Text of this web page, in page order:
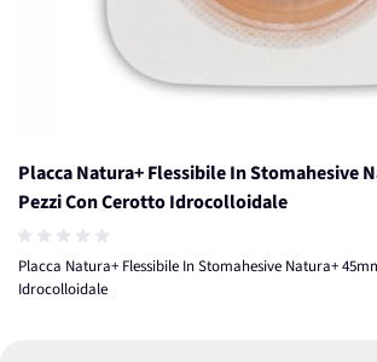
Placca Natura+ Flessibile In Stomahesive
Pezzi Con Cerotto Idrocolloidale
Placca Natura+ Flessibile In Stomahesive Natura+
Idrocolloidale